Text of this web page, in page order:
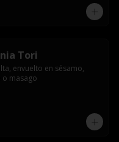
Tori
envuelto en sésamo,
masago